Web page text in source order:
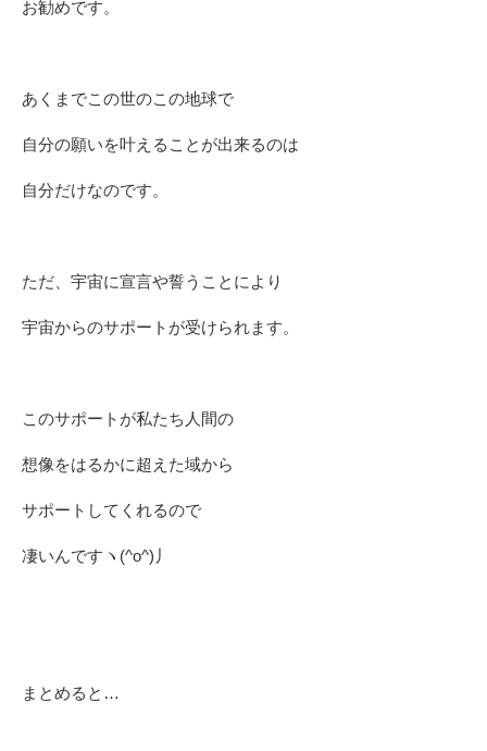
お勧めです。
あくまでこの世のこの地球で
自分の願いを叶えることが出来るのは
自分だけなのです。
ただ、宇宙に宣言や誓うことにより
宇宙からのサポートが受けられます。
このサポートが私たち人間の
想像をはるかに超えた域から
サポートしてくれるので
凄いんですヽ(^o^)丿
まとめると…